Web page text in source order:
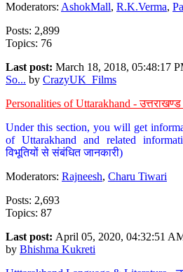
Moderators: AshokMall, R.K.Verma,
Posts: 2,899
Topics: 76
Last post: March 18, 2018, 05:48:17
So... by CrazyUK_Films
Personalities of Uttarakhand - उत्तराखण्ड
Under this section, you will get
of Uttarakhand and related
विभूतियों से संबंधित जानकारी)
Moderators: Rajneesh, Charu Tiwari
Posts: 2,693
Topics: 87
Last post: April 05, 2020, 04:32:51
by Bhishma Kukreti